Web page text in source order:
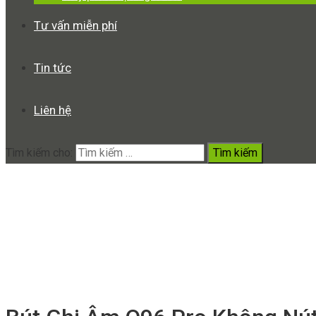
Tư vấn miễn phí
Tin tức
Liên hệ
Tìm kiếm cho: